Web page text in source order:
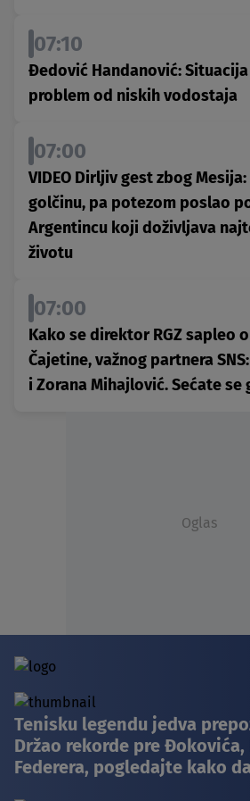
07:10
Đedović Handanović: Situacija
problem od niskih vodostaja
07:00
VIDEO Dirljiv gest zbog
golčinu, pa potezom poslao
Argentincu koji doživljava
životu
07:00
Kako se direktor RGZ sapleo
Čajetine, važnog partnera
i Zorana Mihajlović. Sećate se
Oglas
Tenisku legendu jedva
Držao rekorde pre Đokovića,
Federera, pogledajte kako